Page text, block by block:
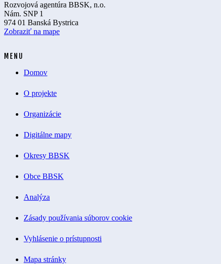
Rozvojová agentúra BBSK, n.o.
Nám. SNP 1
974 01 Banská Bystrica
Zobraziť na mape
MENU
Domov
O projekte
Organizácie
Digitálne mapy
Okresy BBSK
Obce BBSK
Analýza
Zásady používania súborov cookie
Vyhlásenie o prístupnosti
Mapa stránky